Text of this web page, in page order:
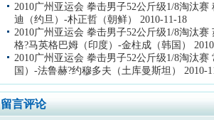
2010广州亚运会 拳击男子52公斤级1/8淘汰赛
迪（约旦）-朴正哲（朝鲜） 2010-11-18
2010广州亚运会 拳击男子52公斤级1/8淘汰赛
格?马英格巴姆（印度）-金柱成（韩国）
2010广州亚运会 拳击男子52公斤级1/8淘汰赛
国）-法鲁赫?约穆多夫（土库曼斯坦） 2010-
留言评论